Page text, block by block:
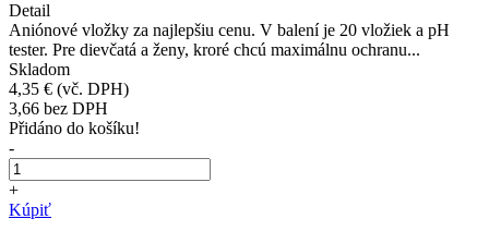
Detail
Aniónové vložky za najlepšiu cenu. V balení je 20 vložiek a pH
tester. Pre dievčatá a ženy, kroré chcú maximálnu ochranu...
Skladom
4,35 € (vč. DPH)
3,66 bez DPH
Přidáno do košíku!
-
+
Kúpiť